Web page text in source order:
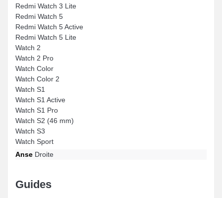
Redmi Watch 3 Lite
Redmi Watch 5
Redmi Watch 5 Active
Redmi Watch 5 Lite
Watch 2
Watch 2 Pro
Watch Color
Watch Color 2
Watch S1
Watch S1 Active
Watch S1 Pro
Watch S2 (46 mm)
Watch S3
Watch Sport
Anse Droite
Guides